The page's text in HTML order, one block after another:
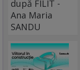
după FILIT -
Ana Maria
SANDU